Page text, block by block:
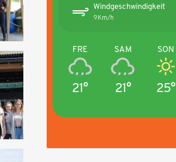
Windgeschwindigkeit
9Km/h
FRE
21°
SAM
21°
SON
25°